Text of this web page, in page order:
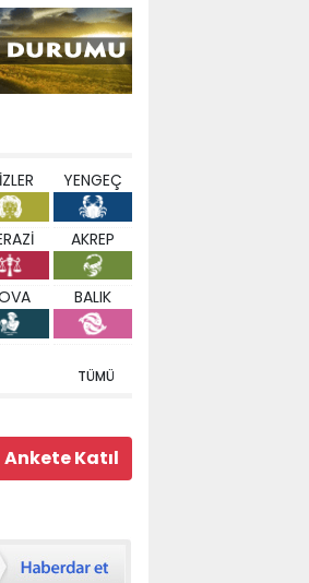
YENGEÇ
AKREP
BALIK
TÜMÜ